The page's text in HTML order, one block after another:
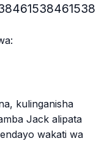
<
kulinganisha
Jack alipata
wakati wa